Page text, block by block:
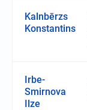
Kalnbērzs
Konstantins
Irbe-
Smirnova
Ilze